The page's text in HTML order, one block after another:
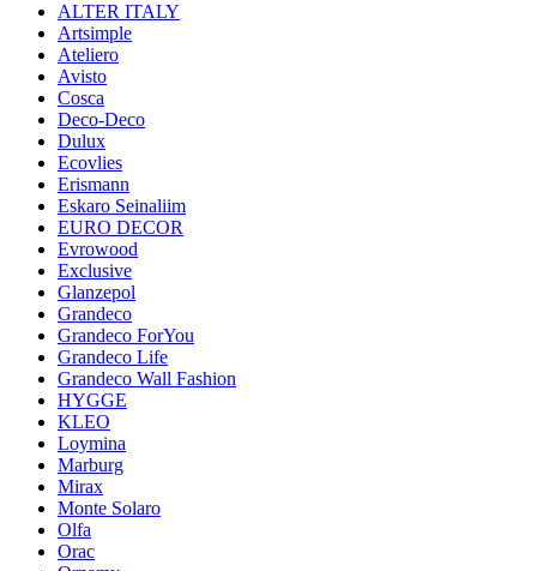
ALTER ITALY
Artsimple
Ateliero
Avisto
Cosca
Deco-Deco
Dulux
Ecovlies
Erismann
Eskaro Seinaliim
EURO DECOR
Evrowood
Exclusive
Glanzepol
Grandeco
Grandeco ForYou
Grandeco Life
Grandeco Wall Fashion
HYGGE
KLEO
Loymina
Marburg
Mirax
Monte Solaro
Olfa
Orac